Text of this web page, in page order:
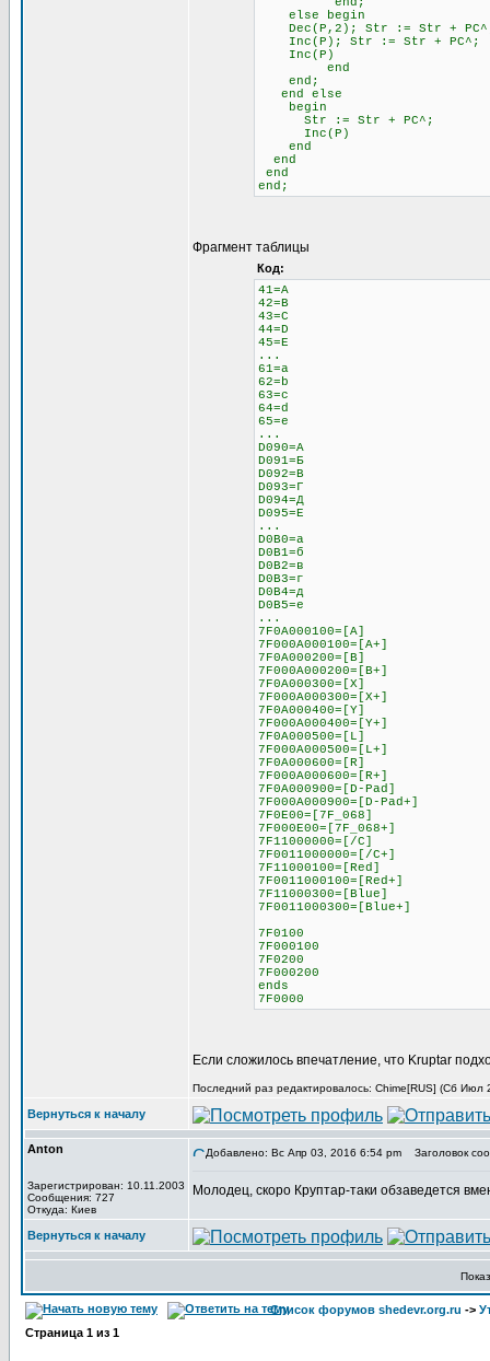
else begin \\
Dec(P,2); Str := Str +
Inc(P); Str := Str + PC^;
Inc(P)
end
end;
end else \\ Если
begin
Str := Str + PC^;
Inc(P)
end
end
end
end;
Фрагмент таблицы
Код:
41=A
42=B
43=C
44=D
45=E
...
61=a
62=b
63=c
64=d
65=e
...
D090=А
D091=Б
D092=В
D093=Г
D094=Д
D095=Е
...
D0B0=а
D0B1=б
D0B2=в
D0B3=г
D0B4=д
D0B5=е
...
7F0A000100=[A]
7F000A000100=[A+]
7F0A000200=[B]
7F000A000200=[B+]
7F0A000300=[X]
7F000A000300=[X+]
7F0A000400=[Y]
7F000A000400=[Y+]
7F0A000500=[L]
7F000A000500=[L+]
7F0A000600=[R]
7F000A000600=[R+]
7F0A000900=[D-Pad]
7F000A000900=[D-Pad+]
7F0E00=[7F_068]
7F000E00=[7F_068+]
7F11000000=[/C]
7F0011000000=[/C+]
7F11000100=[Red]
7F0011000100=[Red+]
7F11000300=[Blue]
7F0011000300=[Blue+]
7F0100
7F000100
7F0200
7F000200
ends
7F0000
Если сложилось впечатление, что Kruptar
Последний раз редактировалось: Chime[RUS] (Сб Июл
Вернуться к началу
Anton
Зарегистрирован: 10.11.2003
Сообщения: 727
Откуда: Киев
Добавлено: Вс Апр 03, 2016 6:54 pm Заголовок
Молодец, скоро Круптар-таки обзаведется
Вернуться к началу
Список форумов shedevr.org.ru ->
Страница 1 из 1